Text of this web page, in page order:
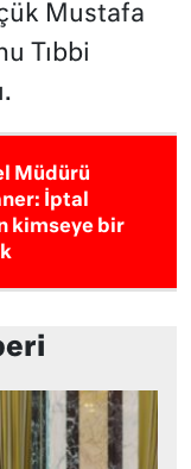
Mustafa
Tıbbi
Müdürü
İptal
kimseye bir